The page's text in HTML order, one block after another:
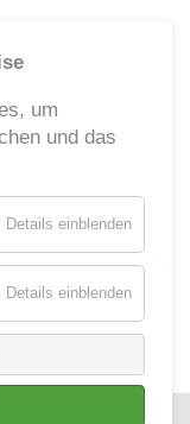
um
und das
Details einblendenfür
Details einblendenfür